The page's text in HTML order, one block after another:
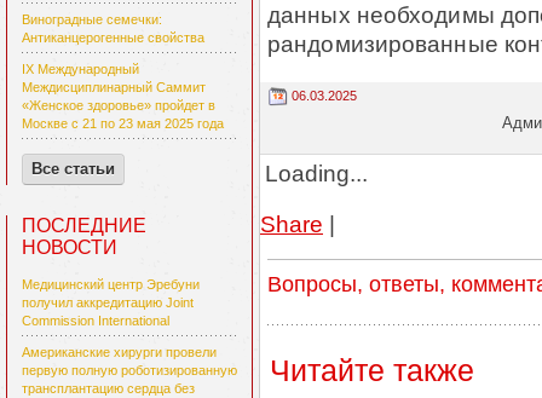
Виноградные семечки:
Антиканцерогенные свойства
IX Международный
Междисциплинарный Саммит
«Женское здоровье» пройдет в
Москве с 21 по 23 мая 2025 года
Все статьи
ПОСЛЕДНИЕ
НОВОСТИ
Медицинский центр Эребуни
получил аккредитацию Joint
Commission International
Американские хирурги провели
первую полную роботизированную
трансплантацию сердца без
данных необходимы
рандомизированные
06.03.2025
Loading...
Share |
Вопросы, ответы,
Читайте также